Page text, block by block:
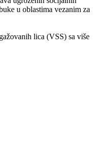
u oblastima vezanim za
lica (VSS) sa više